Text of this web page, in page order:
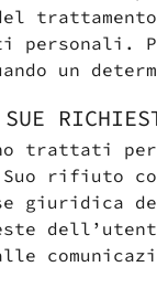
personali.
un
trattati
rifiuto